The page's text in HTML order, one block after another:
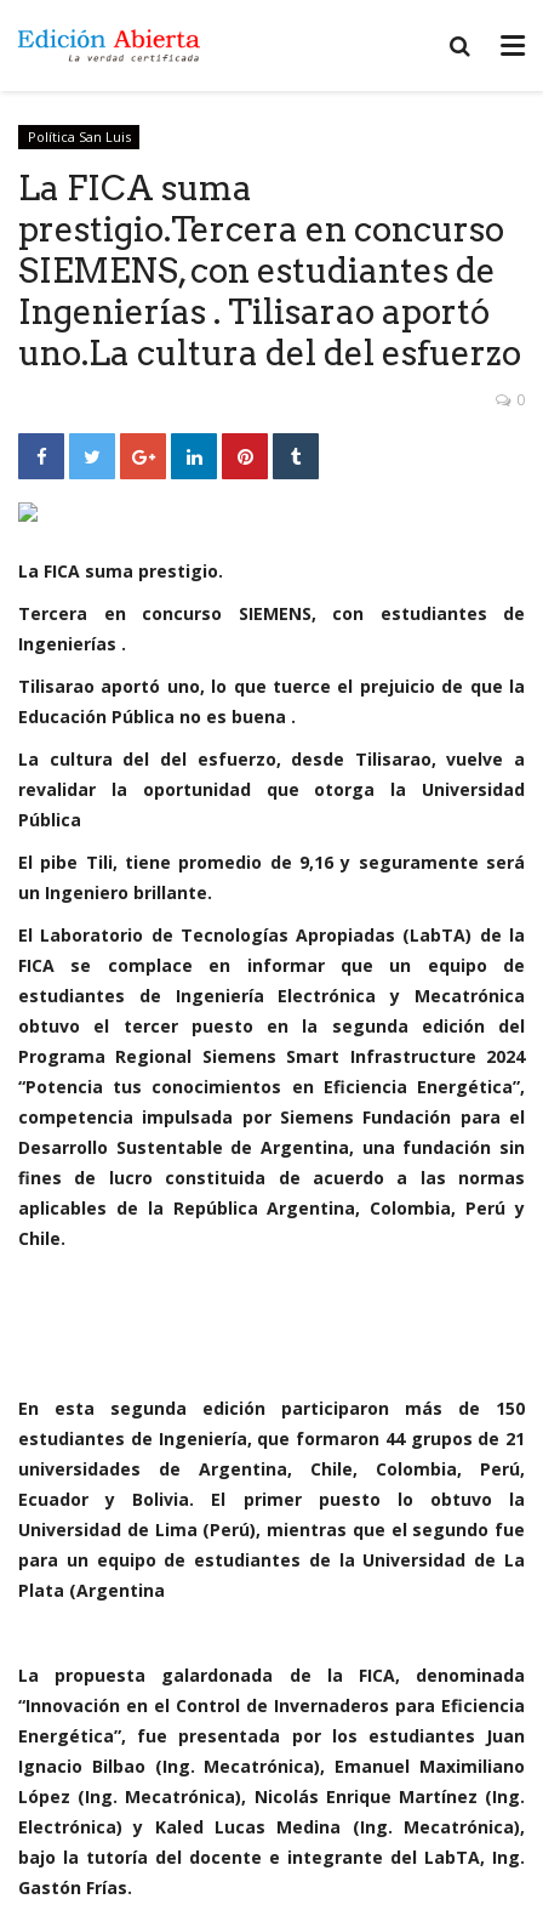
Política San Luis
La FICA suma
prestigio.Tercera en concurso
SIEMENS, con estudiantes de
Ingenierías . Tilisarao aportó
uno.La cultura del del esfuerzo
0
La FICA suma prestigio.
Tercera en concurso SIEMENS, con estudiantes de
Ingenierías .
Tilisarao aportó uno, lo que tuerce el prejuicio de que la
Educación Pública no es buena .
La cultura del del esfuerzo, desde Tilisarao, vuelve a
revalidar la oportunidad que otorga la Universidad
Pública
​El pibe Tili, tiene promedio de 9,16 y seguramente será
un Ingeniero brillante.
El Laboratorio de Tecnologías Apropiadas (LabTA) de la
FICA se complace en informar que un equipo de
estudiantes de Ingeniería Electrónica y Mecatrónica
obtuvo el tercer puesto en la segunda edición del
Programa Regional Siemens Smart Infrastructure 2024
“Potencia tus conocimientos en Eficiencia Energética”,
competencia impulsada por Siemens Fundación para el
Desarrollo Sustentable de Argentina, una fundación sin
fines de lucro constituida de acuerdo a las normas
aplicables de la República Argentina, Colombia, Perú y
Chile.
En esta segunda edición participaron más de 150
estudiantes de Ingeniería, que formaron 44 grupos de 21
universidades de Argentina, Chile, Colombia, Perú,
Ecuador y Bolivia. El primer puesto lo obtuvo la
Universidad de Lima (Perú), mientras que el segundo fue
para un equipo de estudiantes de la Universidad de La
Plata (Argentina
La propuesta galardonada de la FICA, denominada
“Innovación en el Control de Invernaderos para Eficiencia
Energética”, fue presentada por los estudiantes Juan
Ignacio Bilbao (Ing. Mecatrónica), Emanuel Maximiliano
López (Ing. Mecatrónica), Nicolás Enrique Martínez (Ing.
Electrónica) y Kaled Lucas Medina (Ing. Mecatrónica),
bajo la tutoría del docente e integrante del LabTA, Ing.
Gastón Frías.